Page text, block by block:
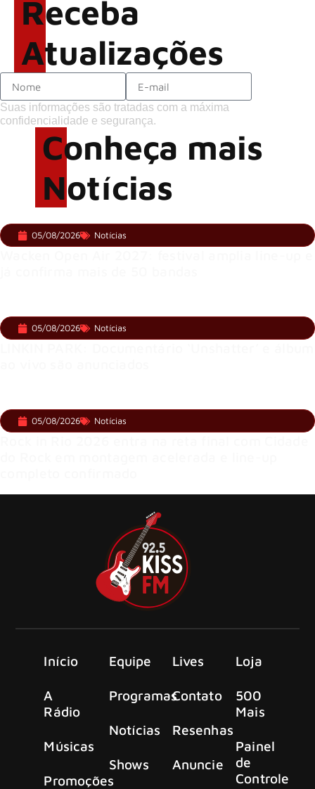
Receba
Atualizações
Suas informações são tratadas com a máxima
confidencialidade e segurança.
Conheça mais
Notícias
05/08/2026 Notícias
05/08/2026 Notícias
05/08/2026 Notícias
Início
A
Rádio
Músicas
Promoções
Equipe
Programas
Notícias
Shows
Lives
Contato
Resenhas
Anuncie
Loja
500
Mais
Painel
de
Controle